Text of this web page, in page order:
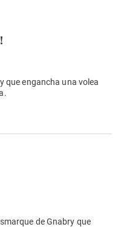
que engancha una volea
de Gnabry que